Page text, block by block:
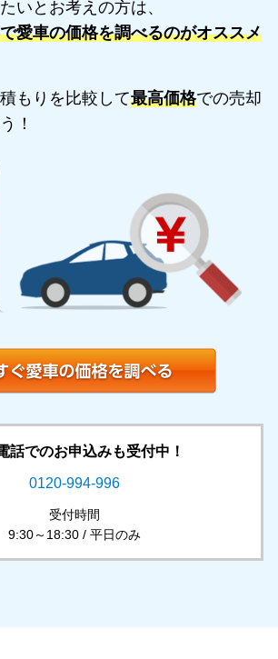
いとお考えの方は、
愛車の価格を調べるのがオススメ
もりを比較して最高価格での売却
！
話でのお申込みも受付中！
0120-994-996
受付時間
9:30～18:30 / 平日のみ